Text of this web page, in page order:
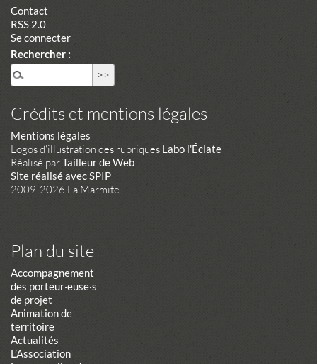
Contact
RSS 2.0
Se connecter
Rechercher :
Crédits et mentions légales
Mentions légales
Logos d'illustration des rubriques Labo l'Éclate
Réalisé parTailleur de Web.
Site réalisé avec SPIP
2009-2026 La Marmite
Plan du site
Accompagnement
des porteur·euse·s
de projet
Animation de
territoire
Actualités
L’Association